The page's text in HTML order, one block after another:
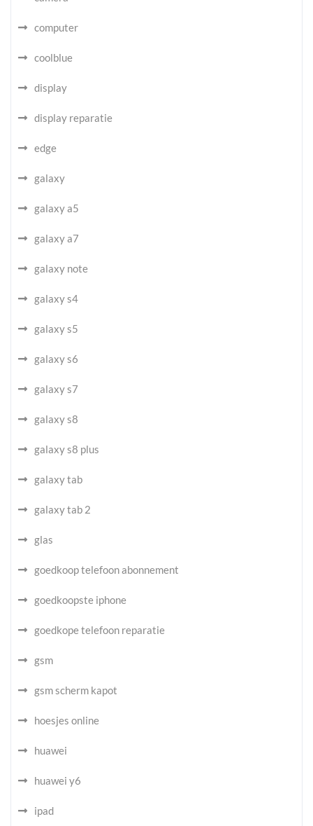
computer
coolblue
display
display reparatie
edge
galaxy
galaxy a5
galaxy a7
galaxy note
galaxy s4
galaxy s5
galaxy s6
galaxy s7
galaxy s8
galaxy s8 plus
galaxy tab
galaxy tab 2
glas
goedkoop telefoon abonnement
goedkoopste iphone
goedkope telefoon reparatie
gsm
gsm scherm kapot
hoesjes online
huawei
huawei y6
ipad